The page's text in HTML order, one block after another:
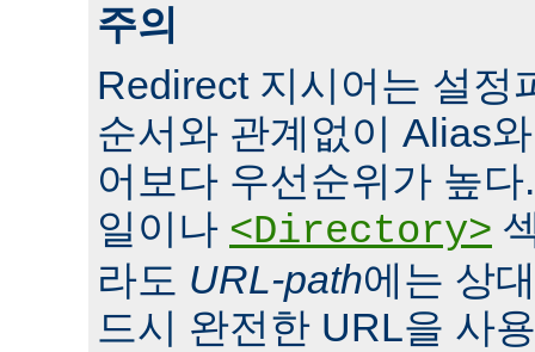
주의
Redirect 지시어는 설정
순서와 관계없이 Alias
어보다 우선순위가 높
일이나 <Directory>
라도 URL-path에는 상
드시 완전한 URL을 사